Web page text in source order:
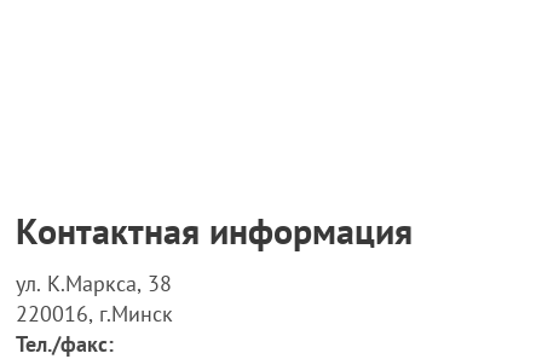
Контактная информация
ул. К.Маркса, 38
220016, г.Минск
Тел./факс: